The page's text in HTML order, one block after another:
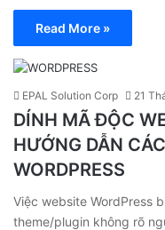
Read More »
EPAL Solution Corp 21
DÍNH MÃ ĐỘC
HƯỚNG DẪN
WORDPRESS
Việc website WordPress
theme/plugin không rõ